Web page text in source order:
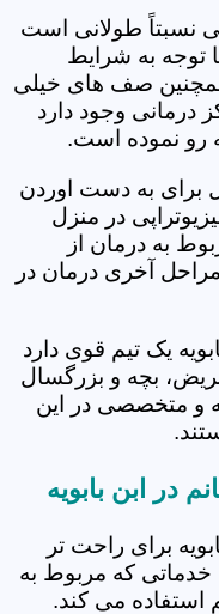
نسبتاً طولانی است
توجه به شرایط
صف های خیلی
درمانی وجود دارد
رو نموده است.
برای به دست اوردن
در منزل
به درمان از
آخری درمان در
یک تیم قوی دارد
بچه و بزرگسال
و متخصصی در این
در ابن بابویه
برای راحت تر
که مربوط به
می کند.